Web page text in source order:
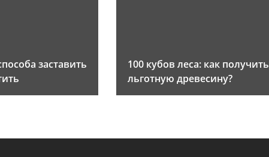
заставить
100 кубов леса: как получить
льготную древесину?